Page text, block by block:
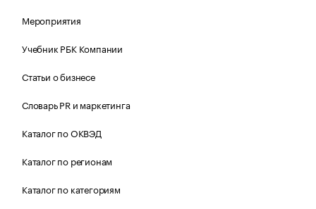
Мероприятия
Учебник РБК Компании
Статьи о бизнесе
Словарь PR и маркетинга
Каталог по ОКВЭД
Каталог по регионам
Каталог по категориям